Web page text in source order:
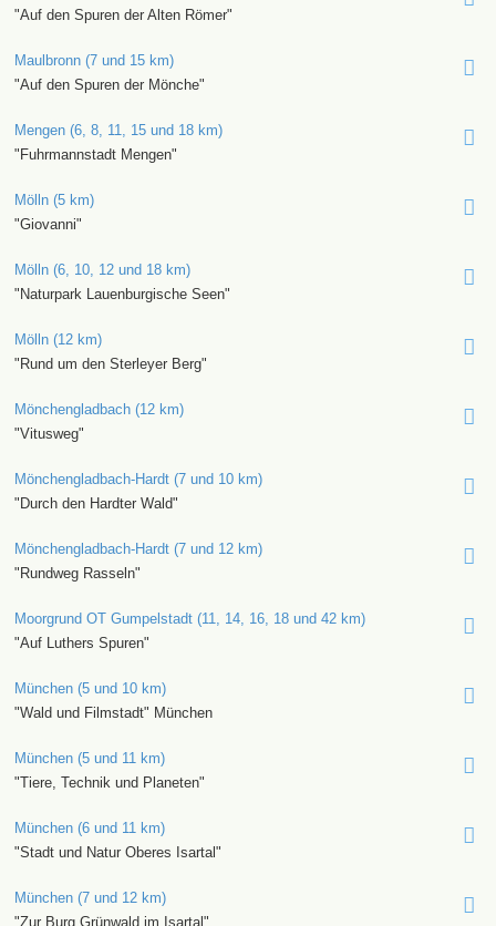
"Auf den Spuren der Alten Römer"
Maulbronn (7 und 15 km)
"Auf den Spuren der Mönche"
Mengen (6, 8, 11, 15 und 18 km)
"Fuhrmannstadt Mengen"
Mölln (5 km)
"Giovanni"
Mölln (6, 10, 12 und 18 km)
"Naturpark Lauenburgische Seen"
Mölln (12 km)
"Rund um den Sterleyer Berg"
Mönchengladbach (12 km)
"Vitusweg"
Mönchengladbach-Hardt (7 und 10 km)
"Durch den Hardter Wald"
Mönchengladbach-Hardt (7 und 12 km)
"Rundweg Rasseln"
Moorgrund OT Gumpelstadt (11, 14, 16, 18 und 42 km)
"Auf Luthers Spuren"
München (5 und 10 km)
"Wald und Filmstadt" München
München (5 und 11 km)
"Tiere, Technik und Planeten"
München (6 und 11 km)
"Stadt und Natur Oberes Isartal"
München (7 und 12 km)
"Zur Burg Grünwald im Isartal"